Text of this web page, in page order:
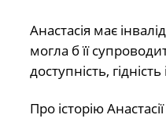
Анастасія має
могла б її
доступність,
Про історію